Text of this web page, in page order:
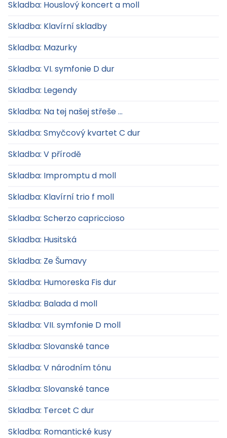
Skladba: Houslový koncert a moll
Skladba: Klavírní skladby
Skladba: Mazurky
Skladba: VI. symfonie D dur
Skladba: Legendy
Skladba: Na tej našej střeše ...
Skladba: Smyčcový kvartet C dur
Skladba: V přírodě
Skladba: Impromptu d moll
Skladba: Klavírní trio f moll
Skladba: Scherzo capriccioso
Skladba: Husitská
Skladba: Ze Šumavy
Skladba: Humoreska Fis dur
Skladba: Balada d moll
Skladba: VII. symfonie D moll
Skladba: Slovanské tance
Skladba: V národním tónu
Skladba: Slovanské tance
Skladba: Tercet C dur
Skladba: Romantické kusy